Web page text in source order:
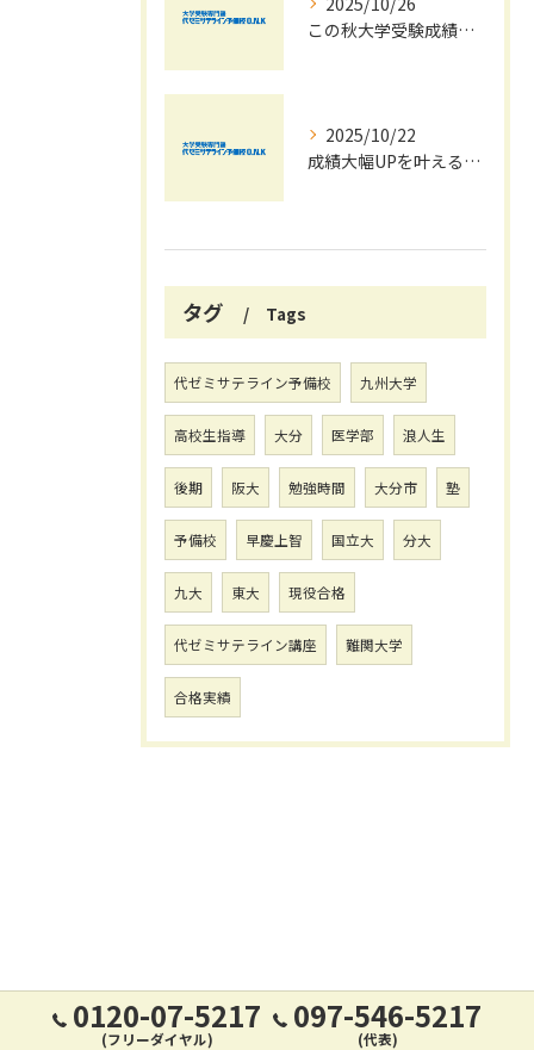
この秋大学受験成績大幅UPの秘訣
2025/10/22
成績大幅UPを叶える秋の効率学習法
タグ Tags
代ゼミサテライン予備校 九州大学
高校生指導 大分 医学部 浪人生
後期 阪大 勉強時間 大分市 塾
予備校 早慶上智 国立大 分大
九大 東大 現役合格
代ゼミサテライン講座 難関大学
合格実績
0120-07-5217
(フリーダイヤル)
097-546-5217
(代表)